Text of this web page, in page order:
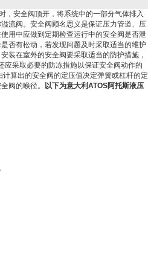
，安全阀顶开，将系统中的一部分气体排入
流阀。安全阀顾名思义是保证压力管道、压
用中应做到定期检查运行中的安全阀是否泄
否有松动，若发现问题及时采取适当的维护
装在室外的安全阀要采取适当的防护措施，
应采取必要的防冻措施以保证安全阀动作的
算出的安全阀的定压值决定弹簧或杠杆的定
阀的喉径。 以下为意大利ATOS阿托斯液压